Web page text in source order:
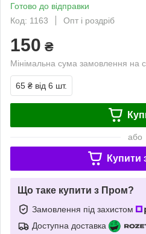
Готово до відправки
Код: 1163
Опт і роздріб
150 ₴
Мінімальна сума замовлення на
65 ₴ від 6 шт.
або
Купити
Що таке купити з Пром?
Замовлення під захистом
Доступна доставка